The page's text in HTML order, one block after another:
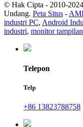
© Hak Cipta - 2010-
Undang. Peta Situs -
industri PC, Android
industri, monitor
Telepon
Telp
+86 13823788758